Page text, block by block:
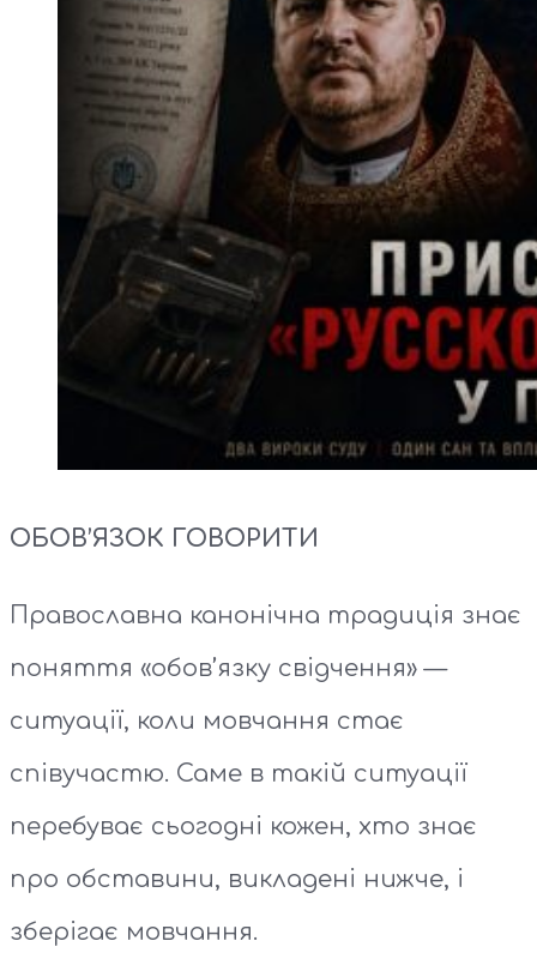
ОБОВ’ЯЗОК ГОВОРИТИ
Православна канонічна традиція знає
поняття «обов’язку свідчення» —
ситуації, коли мовчання стає
співучастю. Саме в такій ситуації
перебуває сьогодні кожен, хто знає
про обставини, викладені нижче, і
зберігає мовчання.